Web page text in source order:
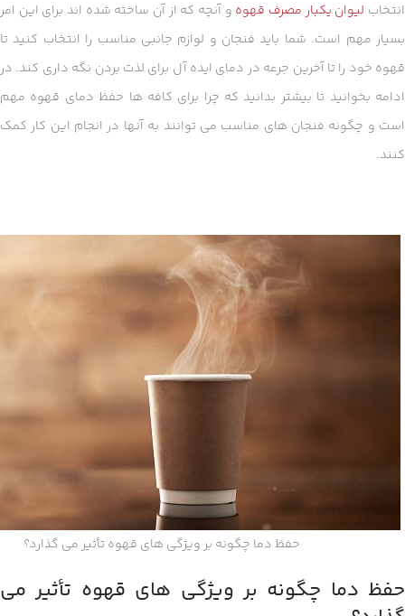
انتخاب لیوان یکبار مصرف قهوه و آنچه که از آن ساخته شده اند برای این امر
بسیار مهم است. شما باید فنجان و لوازم جانبی مناسب را انتخاب کنید تا
قهوه خود را تا آخرین جرعه در دمای ایده آل برای لذت بردن نگه داری کند. در
ادامه بخوانید تا بیشتر بدانید که چرا برای کافه ها حفظ دمای قهوه مهم
است و چگونه فنجان های مناسب می توانند به آنها در انجام این کار کمک
کنند.
حفظ دما چگونه بر ویژگی های قهوه تأثیر می گذارد؟
حفظ دما چگونه بر ویژگی های قهوه تأثیر می